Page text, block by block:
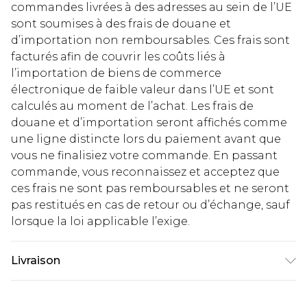
commandes livrées à des adresses au sein de l’UE
sont soumises à des frais de douane et
d’importation non remboursables. Ces frais sont
facturés afin de couvrir les coûts liés à
l’importation de biens de commerce
électronique de faible valeur dans l’UE et sont
calculés au moment de l’achat. Les frais de
douane et d’importation seront affichés comme
une ligne distincte lors du paiement avant que
vous ne finalisiez votre commande. En passant
commande, vous reconnaissez et acceptez que
ces frais ne sont pas remboursables et ne seront
pas restitués en cas de retour ou d’échange, sauf
lorsque la loi applicable l’exige.
Livraison